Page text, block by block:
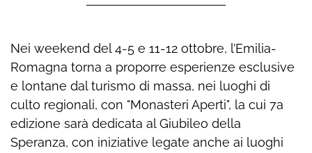
Nei weekend del 4-5 e 11-12 ottobre, l’Emilia-
Romagna torna a proporre esperienze esclusive
e lontane dal turismo di massa, nei luoghi di
culto regionali, con "Monasteri Aperti", la cui 7a
edizione sarà dedicata al Giubileo della
Speranza, con iniziative legate anche ai luoghi